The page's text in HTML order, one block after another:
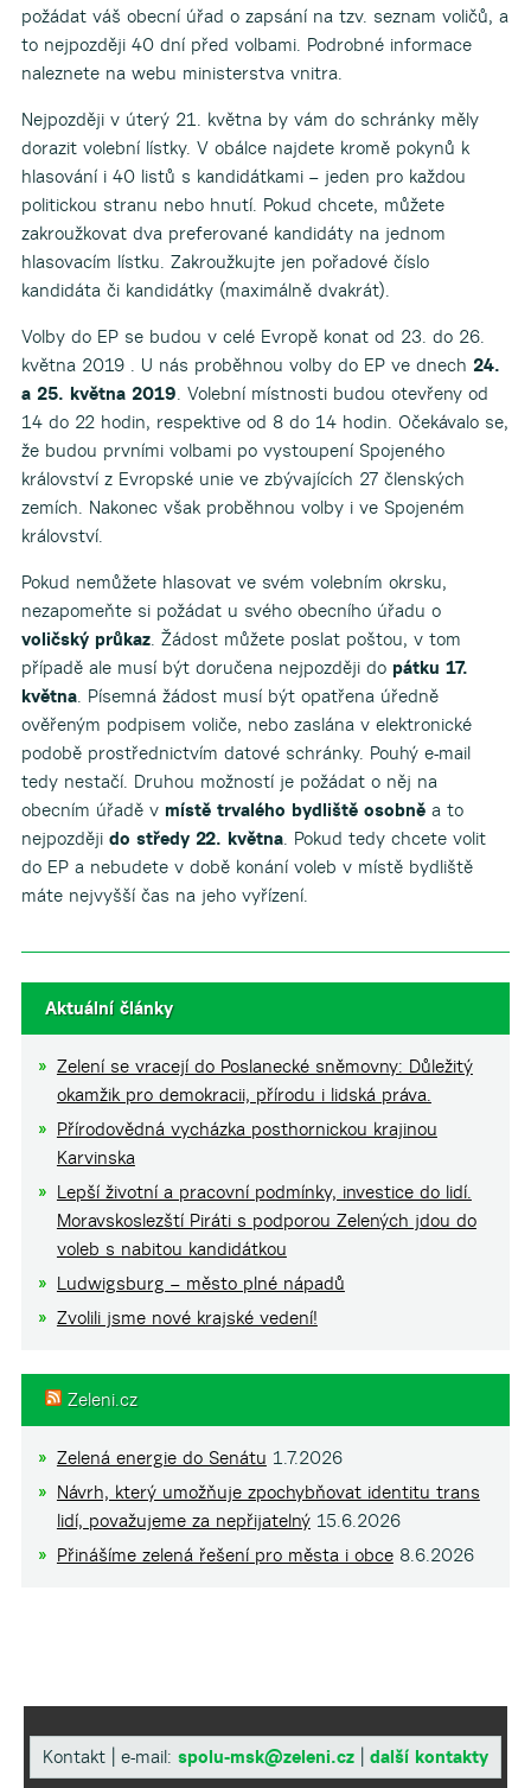
požádat váš obecní úřad o zapsání na tzv. seznam voličů, a
to nejpozději 40 dní před volbami. Podrobné informace
naleznete na webu ministerstva vnitra.
Nejpozději v úterý 21. května by vám do schránky měly
dorazit volební lístky. V obálce najdete kromě pokynů k
hlasování i 40 listů s kandidátkami – jeden pro každou
politickou stranu nebo hnutí. Pokud chcete, můžete
zakroužkovat dva preferované kandidáty na jednom
hlasovacím lístku. Zakroužkujte jen pořadové číslo
kandidáta či kandidátky (maximálně dvakrát).
Volby do EP se budou v celé Evropě konat od 23. do 26.
května 2019 . U nás proběhnou volby do EP ve dnech 24.
a 25. května 2019 . Volební místnosti budou otevřeny od
14 do 22 hodin, respektive od 8 do 14 hodin. Očekávalo se,
že budou prvními volbami po vystoupení Spojeného
království z Evropské unie ve zbývajících 27 členských
zemích. Nakonec však proběhnou volby i ve Spojeném
království.
Pokud nemůžete hlasovat ve svém volebním okrsku,
nezapomeňte si požádat u svého obecního úřadu o
voličský průkaz. Žádost můžete poslat poštou, v tom
případě ale musí být doručena nejpozději dopátku 17.
května. Písemná žádost musí být opatřena úředně
ověřeným podpisem voliče, nebo zaslána v elektronické
podobě prostřednictvím datové schránky. Pouhý e-mail
tedy nestačí. Druhou možností je požádat o něj na
obecním úřadě v místě trvalého bydliště osobně a to
nejpozději do středy 22. května. Pokud tedy chcete volit
do EP a nebudete v době konání voleb v místě bydliště
máte nejvyšší čas na jeho vyřízení.
Aktuální články
Zelení se vracejí do Poslanecké sněmovny: Důležitý
okamžik pro demokracii, přírodu i lidská práva.
Přírodovědná vycházka posthornickou krajinou
Karvinska
Lepší životní a pracovní podmínky, investice do lidí.
Moravskoslezští Piráti s podporou Zelených jdou do
voleb s nabitou kandidátkou
Ludwigsburg – město plné nápadů
Zvolili jsme nové krajské vedení!
Zeleni.cz
Zelená energie do Senátu 1.7.2026
Návrh, který umožňuje zpochybňovat identitu trans
lidí, považujeme za nepřijatelný 15.6.2026
Přinášíme zelená řešení pro města i obce 8.6.2026
Kontakt | e-mail: spolu-msk@zeleni.cz další kontakty